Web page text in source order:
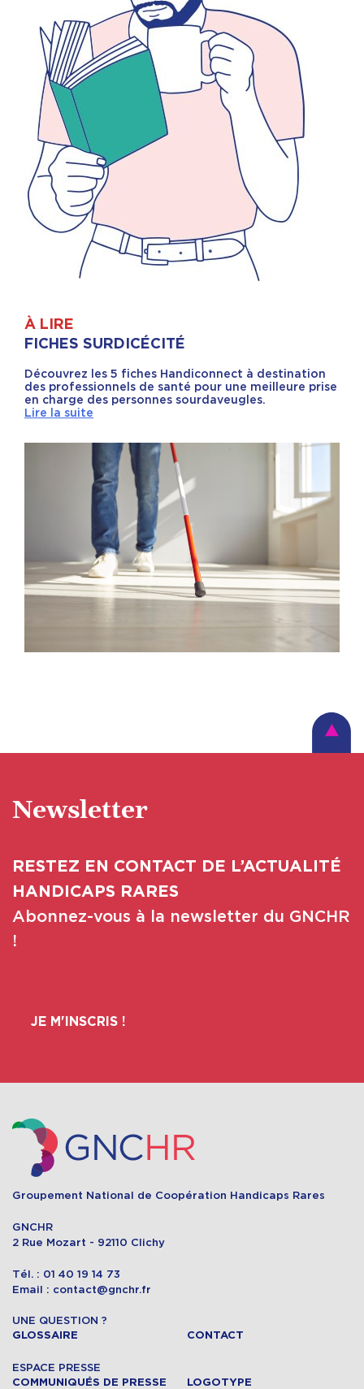
À LIRE
FICHES SURDICÉCITÉ
Découvrez les 5 fiches Handiconnect à destination
des professionnels de santé pour une meilleure prise
en charge des personnes sourdaveugles.
Lire la suite
Newsletter
RESTEZ EN CONTACT DE L’ACTUALITÉ
HANDICAPS RARES
Abonnez-vous à la newsletter du GNCHR
!
JE M'INSCRIS !
Groupement National de Coopération Handicaps Rares
GNCHR
2 Rue Mozart - 92110 Clichy
Tél. : 01 40 19 14 73
Email : contact@gnchr.fr
UNE QUESTION ?
GLOSSAIRE CONTACT
ESPACE PRESSE
COMMUNIQUÉS DE PRESSE LOGOTYPE